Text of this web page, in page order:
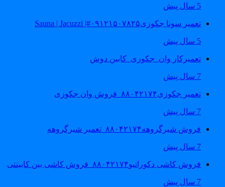
تعمیر سونا جکوزی۰۹۱۲۱۵۰۷۸۲۵#| Sauna | Jacuzzi
تعمیرکار وان_جکوزی_کابین دوش
تعمیر جکوزی۸۸۰۴۲۱۷۴_فروش وان جکوزی
فروش شیرگروهه۸۸۰۴۲۱۷۴_تعمیر شیرگروهه
فروش کاشی دکوراتیو۸۸۰۴۲۱۷۴_فروش کاشی بین کابینتی